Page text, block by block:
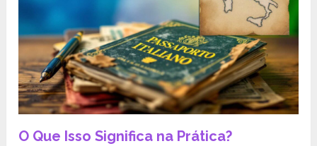
O Que Isso Significa na Prática?